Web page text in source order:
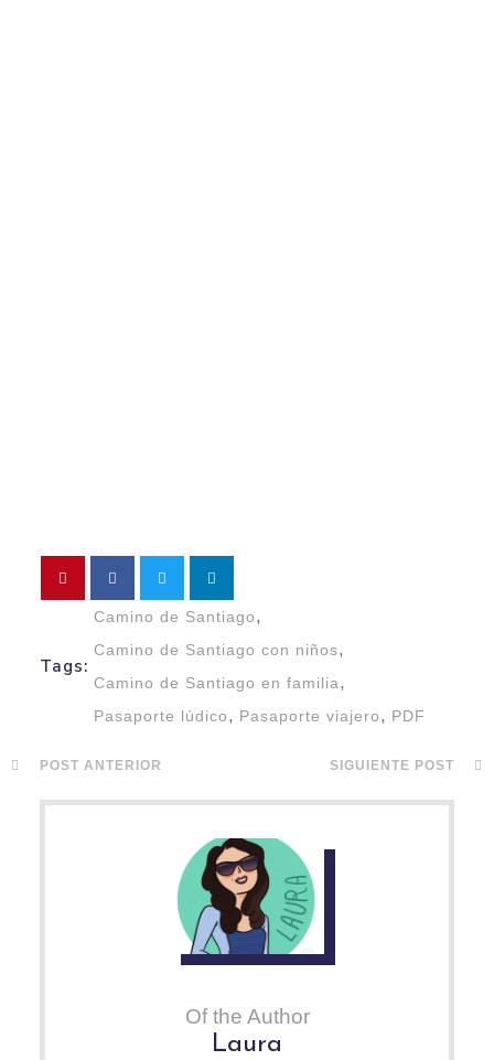
Tags:
Camino de Santiago,
Camino de Santiago con niños,
Camino de Santiago en familia,
Pasaporte lúdico, Pasaporte viajero, PDF
POST ANTERIOR SIGUIENTE POST
Of the Author
Laura